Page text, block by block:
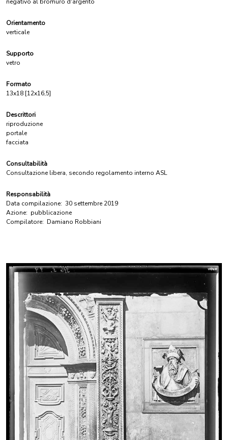
Orientamento
verticale
Supporto
vetro
Formato
13x18 [12x16,5]
Descrittori
riproduzione
portale
facciata
Consultabilità
Consultazione libera, secondo regolamento interno ASL
Responsabilità
Data compilazione: 30 settembre 2019
Azione: pubblicazione
Compilatore: Damiano Robbiani